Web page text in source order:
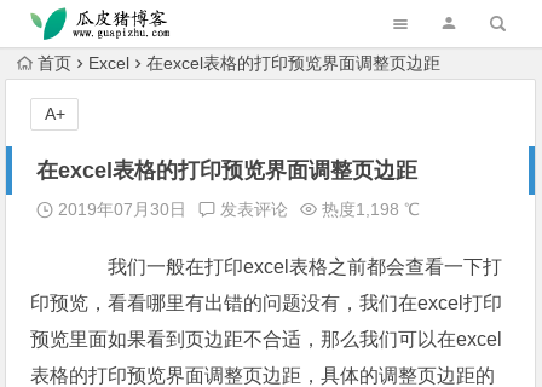
跳转到主内容
首页 Excel 在excel表格的打印预览界面调整页边距
在excel表格的打印预览界面调整页边距
2019年07月30日 发表评论 热度1,198 ℃
我们一般在打印excel表格之前都会查看一下打
印预览，看看哪里有出错的问题没有，我们在excel打印
预览里面如果看到页边距不合适，那么我们可以在excel
表格的打印预览界面调整页边距，具体的调整页边距的
A+